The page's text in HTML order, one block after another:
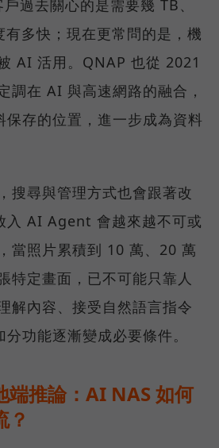
過去關心的是需要幾 TB、
多快；現在更常問的是，機
AI 活用。QNAP 也從 2021
調在 AI 與高速網路的融合，
存的位置，進一步成為資料
搜尋與管理方式也會跟著改
入 AI Agent 會越來越不可或
當照片累積到 10 萬、20 萬
特定畫面，已不可能只靠人
解內容、接受自然語言指令
功能逐漸變成必要條件。
端推論：AI NAS 如何
？